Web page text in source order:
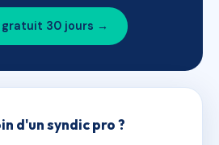
gratuit 30 jours →
d'un syndic pro ?